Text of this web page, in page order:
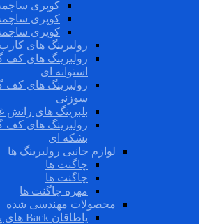
کوپری
کوپری
کوپری
رولبرینگ های کارب
رولبرینگ های کف
استوانه ای
رولبرینگ های کف
سوزنی
بلبرینگ های
رولبرینگ های کف
بشکه ای
لوازم جانبی رولبرینگ ها
چاگنت ها
چاگنت ها
مهره چاگنت ها
محصولات مهندسی شده
یاطاقان Back های پشتی